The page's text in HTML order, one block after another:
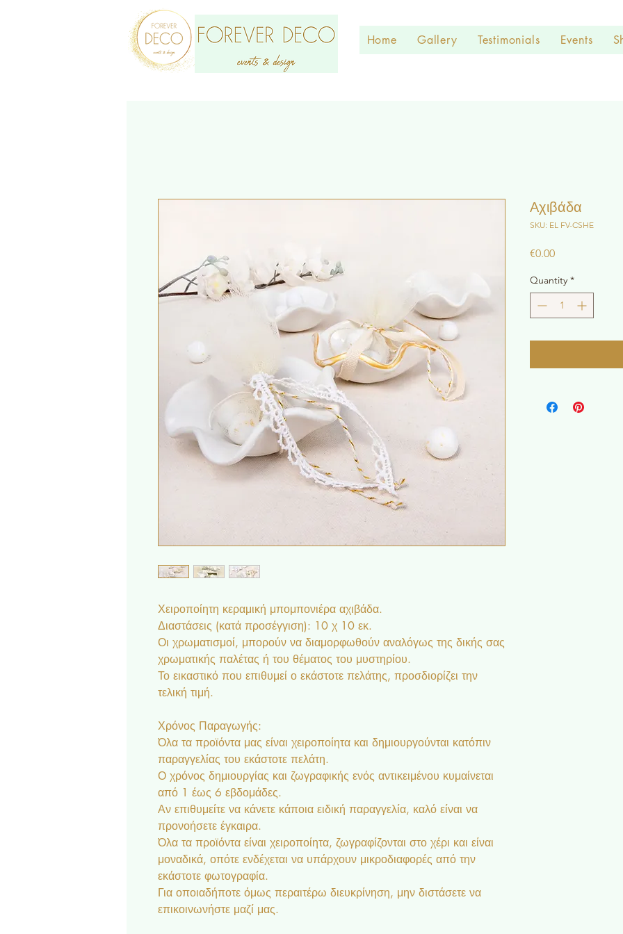
Home Gallery Testimonials Events
Χειροποίητη κεραμική μπομπονιέρα αχιβάδα.
Διαστάσεις (κατά προσέγγιση): 10 χ 10 εκ.
Οι χρωματισμοί, μπορούν να διαμορφωθούν αναλόγως της δικής σας
χρωματικής παλέτας ή του θέματος του μυστηρίου.
Το εικαστικό που επιθυμεί ο εκάστοτε πελάτης, προσδιορίζει την
τελική τιμή.
Χρόνος Παραγωγής:
Όλα τα προϊόντα μας είναι χειροποίητα και δημιουργούνται κατόπιν
παραγγελίας του εκάστοτε πελάτη.
Ο χρόνος δημιουργίας και ζωγραφικής ενός αντικειμένου κυμαίνεται
από 1 έως 6 εβδομάδες.
Αν επιθυμείτε να κάνετε κάποια ειδική παραγγελία, καλό είναι να
προνοήσετε έγκαιρα.
Όλα τα προϊόντα είναι χειροποίητα, ζωγραφίζονται στο χέρι και είναι
μοναδικά, οπότε ενδέχεται να υπάρχουν μικροδιαφορές από την
εκάστοτε φωτογραφία.
Για οποιαδήποτε όμως περαιτέρω διευκρίνηση, μην διστάσετε να
επικοινωνήστε μαζί μας.
Αχιβάδα
SKU: EL FV-CSHE
€0.00Price
Quantity *